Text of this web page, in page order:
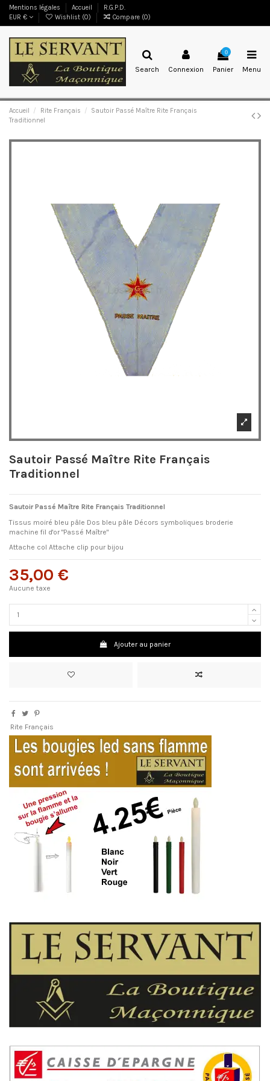
Mentions légales Accueil
R.G.P.D.
EUR €
Wishlist (0) Compare (0)
Search Connexion
0
Panier Menu
Accueil Rite Français
Sautoir Passé Maître Rite Français
Traditionnel
Sautoir Passé Maître Rite Français
Traditionnel
Sautoir Passé Maître Rite Français Traditionnel
Tissus moiré bleu pâle Dos bleu pâle Décors symboliques broderie
machine fil d'or "Passé Maître"
Attache col Attache clip pour bijou
35,00 €
Aucune taxe
Ajouter au panier
Rite Français